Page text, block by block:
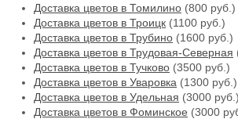
Доставка цветов в Томилино (800 руб.)
Доставка цветов в Троицк (1100 руб.)
Доставка цветов в Трубино (1600 руб.)
Доставка цветов в Трудовая-Северная
Доставка цветов в Тучково (3500 руб.)
Доставка цветов в Уваровка (1300 руб.)
Доставка цветов в Удельная (3000 руб.)
Доставка цветов в Фоминское (3000